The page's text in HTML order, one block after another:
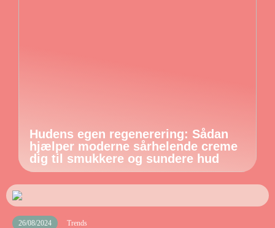
Hudens egen regenerering: Sådan
hjælper moderne sårhelende creme
dig til smukkere og sundere hud
26/08/2024 Trends